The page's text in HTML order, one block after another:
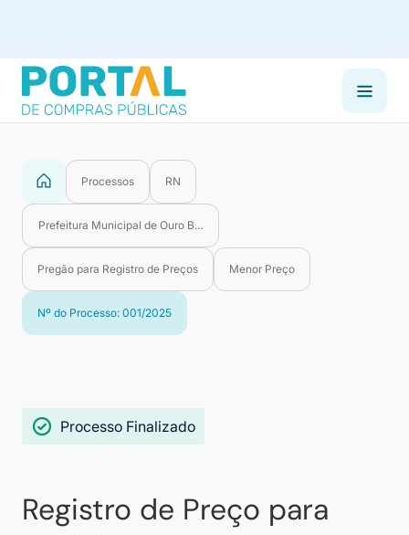
Processos RN
Prefeitura Municipal de Ouro Branco
Pregão para Registro de Preços Menor Preço
Nº do Processo: 001/2025
Processo Finalizado
Registro de Preço para